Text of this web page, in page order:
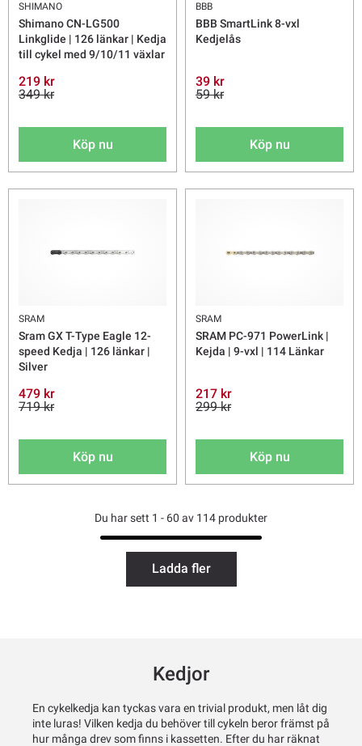
SHIMANO
Shimano CN-LG500
Linkglide | 126 länkar | Kedja
till cykel med 9/10/11 växlar
219 kr
349 kr
Köp nu
BBB
BBB SmartLink 8-vxl
Kedjelås
39 kr
59 kr
Köp nu
SRAM
Sram GX T-Type Eagle 12-
speed Kedja | 126 länkar |
Silver
479 kr
719 kr
Köp nu
SRAM
SRAM PC-971 PowerLink |
Kejda | 9-vxl | 114 Länkar
217 kr
299 kr
Köp nu
Du har sett 1 - 60 av 114 produkter
Ladda fler
Kedjor
En cykelkedja kan tyckas vara en trivial produkt, men låt dig
inte luras! Vilken kedja du behöver till cykeln beror främst på
hur många drev som finns i kassetten. Efter du har räknat